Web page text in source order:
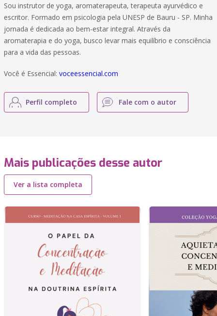
Sou instrutor de yoga, aromaterapeuta, terapeuta ayurvédico e
escritor. Formado em psicologia pela UNESP de Bauru - SP. Minha
jornada é dedicada ao bem-estar integral. Através da
aromaterapia e do yoga, busco levar mais equilíbrio e consciência
para a vida das pessoas.
Você é Essencial: voceessencial.com
Perfil completo Fale com o autor
Mais publicações desse autor
Ver a lista completa